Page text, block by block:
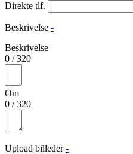
Direkte tlf.
Beskrivelse -
Beskrivelse
0 /320
Om
0 /320
Upload billeder -